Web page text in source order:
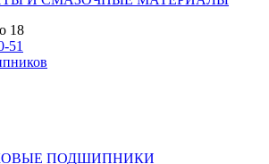
18
51
ПОДШИПНИКИ